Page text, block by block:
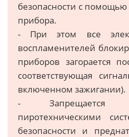
безопасности с помощью
прибора.
- При этом все
воспламенителей
приборов загорается
соответствующая
включенном зажигании).
- Запрещается
пиротехническими
безопасности и